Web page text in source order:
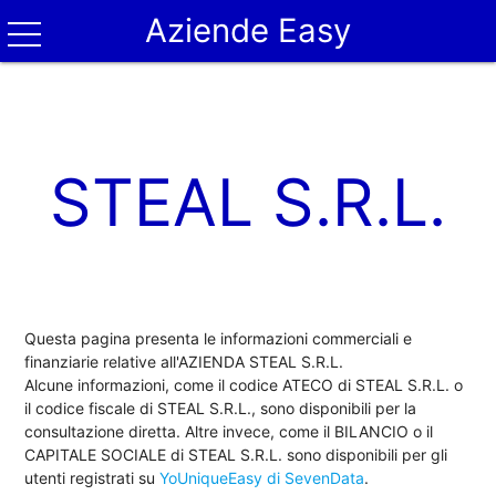
Aziende Easy
STEAL S.R.L.
Questa pagina presenta le informazioni commerciali e
finanziarie relative all'AZIENDA STEAL S.R.L.
Alcune informazioni, come il codice ATECO di STEAL S.R.L. o
il codice fiscale di STEAL S.R.L., sono disponibili per la
consultazione diretta. Altre invece, come il BILANCIO o il
CAPITALE SOCIALE di STEAL S.R.L. sono disponibili per gli
utenti registrati suYoUniqueEasy di SevenData.